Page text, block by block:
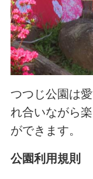
つつじ公園は
れ合いながら
ができます。
公園利用規則